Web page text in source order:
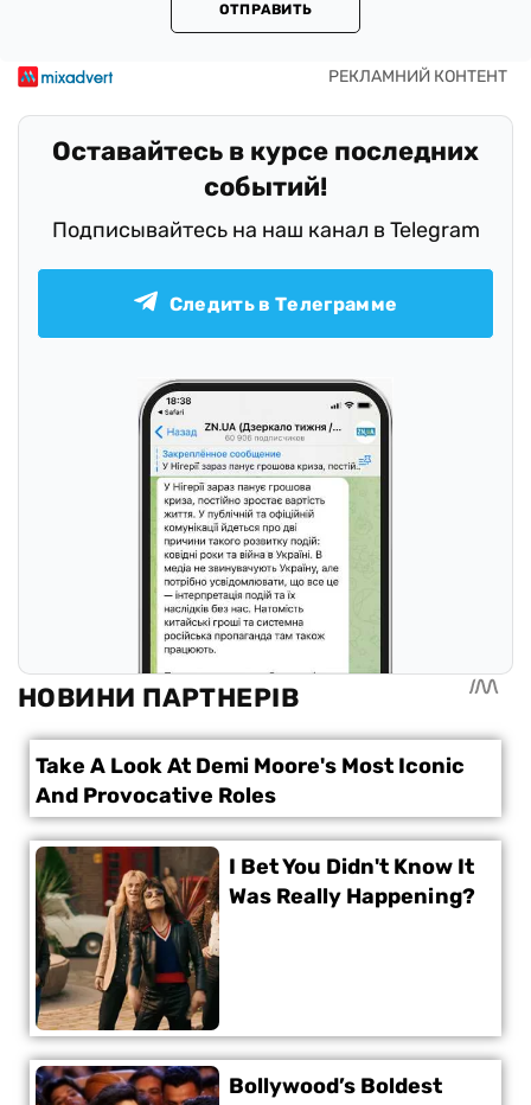
ОТПРАВИТЬ
Оставайтесь в курсе последних
событий!
Подписывайтесь на наш канал в Telegram
Следить в Телеграмме